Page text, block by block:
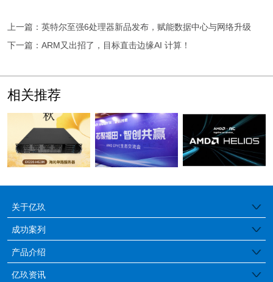
上一篇：英特尔至强6处理器新品发布，赋能数据中心与网络升级
下一篇：ARM又出招了，目标直击边缘AI 计算！
相关推荐
关于亿玖
公司简介
品牌特色
发展历程
成功案列
医疗行业
金融保险
产品介绍
边缘工控服务器
亿玖资讯